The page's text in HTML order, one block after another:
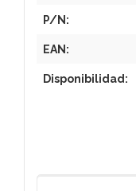
P/N:
EAN:
Disponibilidad: